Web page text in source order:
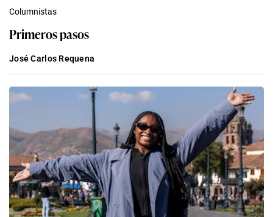
Columnistas
Primeros pasos
José Carlos Requena